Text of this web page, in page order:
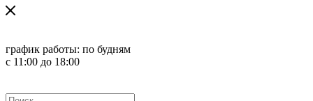
график работы: по будням
с 11:00 до 18:00